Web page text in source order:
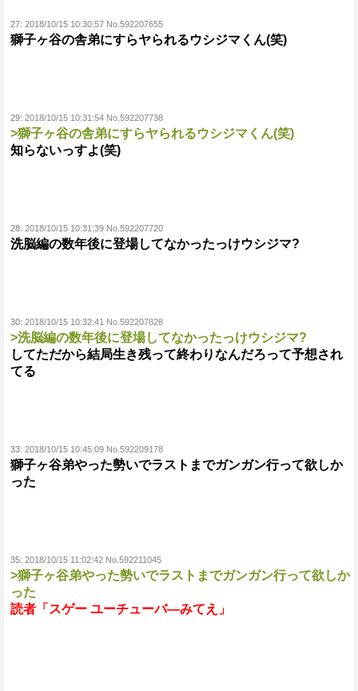
27: 2018/10/15 10:30:57 No.592207655
獅子ヶ谷の舎弟にすらヤられるウシジマくん(笑)
29: 2018/10/15 10:31:54 No.592207738
>獅子ヶ谷の舎弟にすらヤられるウシジマくん(笑)
知らないっすよ(笑)
28: 2018/10/15 10:31:39 No.592207720
洗脳編の数年後に登場してなかったっけウシジマ?
30: 2018/10/15 10:32:41 No.592207828
>洗脳編の数年後に登場してなかったっけウシジマ?
してただから結局生き残って終わりなんだろって予想され
てる
33: 2018/10/15 10:45:09 No.592209178
獅子ヶ谷弟やった勢いでラストまでガンガン行って欲しか
った
35: 2018/10/15 11:02:42 No.592211045
>獅子ヶ谷弟やった勢いでラストまでガンガン行って欲しか
った
読者「スゲー ユーチューバ―みてえ」